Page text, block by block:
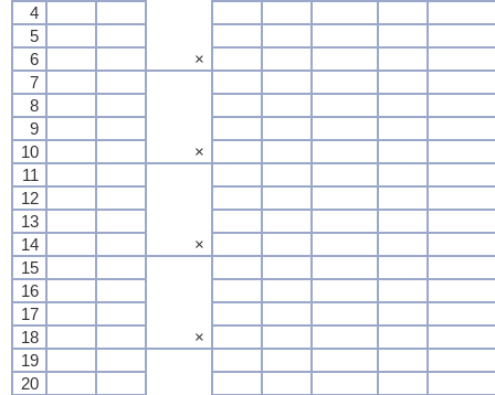
×
4
5
6
7
×
8
9
10
11
×
12
13
14
15
×
16
17
18
19
20